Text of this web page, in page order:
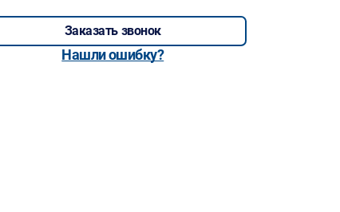
Заказать звонок
Нашли ошибку?